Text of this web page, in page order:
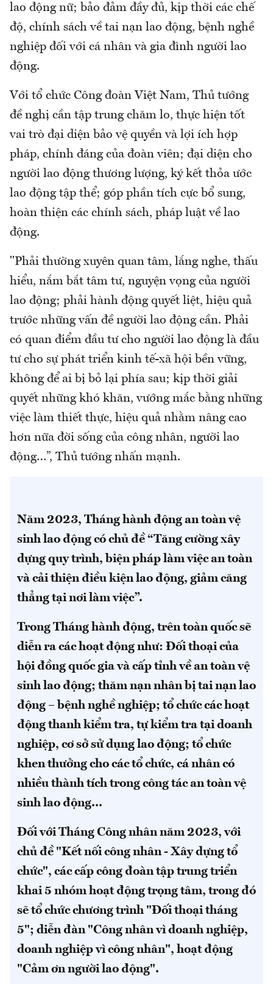
lao động nữ; bảo đảm đầy đủ, kịp thời các chế
độ, chính sách về tai nạn lao động, bệnh nghề
nghiệp đối với cá nhân và gia đình người lao
động.
Với tổ chức Công đoàn Việt Nam, Thủ tướng
đề nghị cần tập trung chăm lo, thực hiện tốt
vai trò đại diện bảo vệ quyền và lợi ích hợp
pháp, chính đáng của đoàn viên; đại diện cho
người lao động thương lượng, ký kết thỏa ước
lao động tập thể; góp phần tích cực bổ sung,
hoàn thiện các chính sách, pháp luật về lao
động.
"Phải thường xuyên quan tâm, lắng nghe, thấu
hiểu, nắm bắt tâm tư, nguyện vọng của người
lao động; phải hành động quyết liệt, hiệu quả
trước những vấn đề người lao động cần. Phải
có quan điểm đầu tư cho người lao động là đầu
tư cho sự phát triển kinh tế-xã hội bền vững,
không để ai bị bỏ lại phía sau; kịp thời giải
quyết những khó khăn, vướng mắc bằng những
việc làm thiết thực, hiệu quả nhằm nâng cao
hơn nữa đời sống của công nhân, người lao
động…”, Thủ tướng nhấn mạnh.
Năm 2023, Tháng hành động an toàn vệ
sinh lao động có chủ đề “Tăng cường xây
dựng quy trình, biện pháp làm việc an toàn
và cải thiện điều kiện lao động, giảm căng
thẳng tại nơi làm việc”.
Trong Tháng hành động, trên toàn quốc sẽ
diễn ra các hoạt động như: Đối thoại của
hội đồng quốc gia và cấp tỉnh về an toàn vệ
sinh lao động; thăm nạn nhân bị tai nạn lao
động – bệnh nghề nghiệp; tổ chức các hoạt
động thanh kiểm tra, tự kiểm tra tại doanh
nghiệp, cơ sở sử dụng lao động; tổ chức
khen thưởng cho các tổ chức, cá nhân có
nhiều thành tích trong công tác an toàn vệ
sinh lao động...
Đối với Tháng Công nhân năm 2023, với
chủ đề "Kết nối công nhân - Xây dựng tổ
chức", các cấp công đoàn tập trung triển
khai 5 nhóm hoạt động trọng tâm, trong đó
sẽ tổ chức chương trình "Đối thoại tháng
5"; diễn đàn "Công nhân vì doanh nghiệp,
doanh nghiệp vì công nhân", hoạt động
"Cảm ơn người lao động".